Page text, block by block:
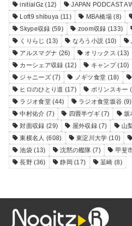
initialGz (12) JAPAN PODCAST
Loft9 shibuya (11) MBA橋場 (8)
Skype収録 (59) zoom収録 (133)
くりらじ (13) なろう小説 (10)
アルスマグナ (26) オリックス (13)
カーシェア収録 (12) キャンプ(10)
ジャニーズ(7) ノギツ食堂 (18)
ヒロのひとり道 (17) ポリンスキー
ラジオ食堂(44) ラジオ食堂坂谷 (9)
中村佑介 (7) 四畳半ヴギ (7) 坂
対面収録 (29) 屋外収録 (7) 山
東横名人 (608) 東淀川大学 (10)
池袋 (13) 沈黙の艦隊 (7) 甲斐
長野 (36) 静岡 (17) 韮崎 (8)